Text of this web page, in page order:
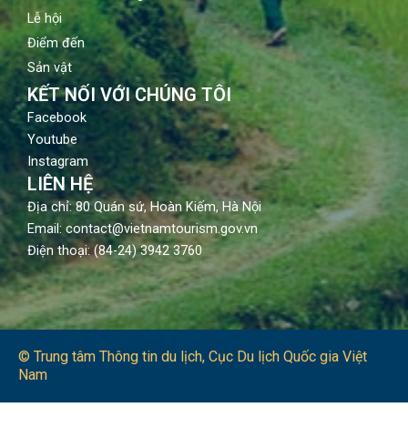
Lễ hội
Điểm đến
Sản vật
KẾT NỐI VỚI CHÚNG TÔI
Facebook
Youtube
Instagram
LIÊN HỆ
Địa chỉ: 80 Quán sứ, Hoàn Kiếm, Hà Nội
Email: contact@vietnamtourism.gov.vn
Điện thoại: (84-24) 3942 3760
© Trung tâm Thông tin du lịch​, Cục Du lịch Quốc gia Việt
Nam